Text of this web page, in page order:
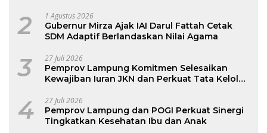
2 1 Agustus 2026
Gubernur Mirza Ajak IAI Darul Fattah Cetak
SDM Adaptif Berlandaskan Nilai Agama
3 27 Juli 2026
Pemprov Lampung Komitmen Selesaikan
Kewajiban Iuran JKN dan Perkuat Tata Kelola
4 27 Juli 2026
Pemprov Lampung dan POGI Perkuat Sinergi
Tingkatkan Kesehatan Ibu dan Anak